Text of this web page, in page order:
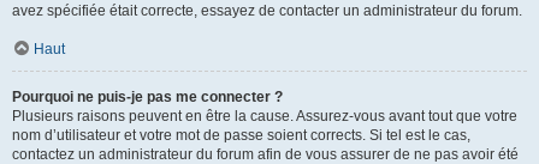
avez spécifiée était correcte, essayez de contacter un administrateur du forum.
Haut
Pourquoi ne puis-je pas me connecter ?
Plusieurs raisons peuvent en être la cause. Assurez-vous avant tout que votre
nom d’utilisateur et votre mot de passe soient corrects. Si tel est le cas,
contactez un administrateur du forum afin de vous assurer de ne pas avoir été